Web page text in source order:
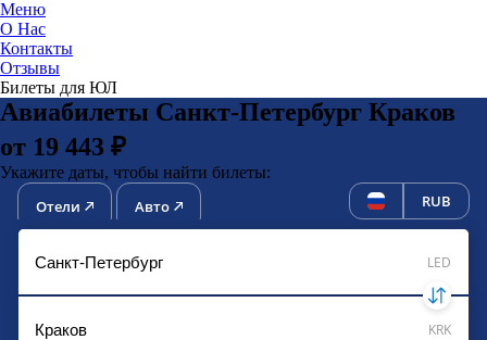
Меню
О Нас
Контакты
Отзывы
Билеты для ЮЛ
Авиабилеты Санкт-Петербург Краков
от 19 443 ₽
Укажите даты, чтобы найти билеты:
Отели Авто RUB
LED
KRK